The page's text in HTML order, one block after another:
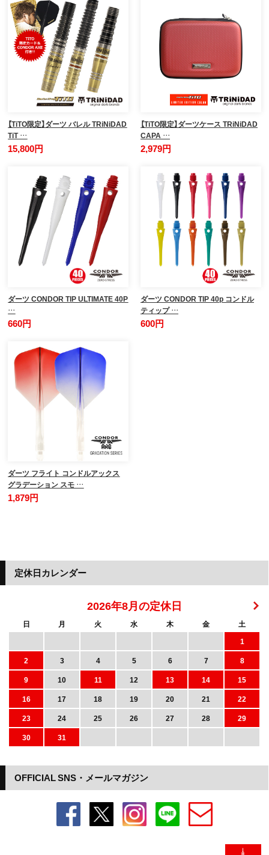
【TiTO限定】ダーツ バレル TRiNiDAD
TiT …
15,800円
【TiTO限定】ダーツケース TRiNiDAD
CAPA …
2,979円
ダーツ CONDOR TIP ULTIMATE 40P
…
660円
ダーツ CONDOR TIP 40p コンドル
ティップ …
600円
ダーツ フライト コンドルアックス
グラデーション スモ …
1,879円
OFFICIAL SNS・メールマガジン
定休日カレンダー
2026年8月の定休日
日 月 火 水 木 金
土
1
2
3 4 5 6 7
8
9
10 11 12 13 14
15
16
17 18 19 20 21
22
23
24 25 26 27 28
29
30
31